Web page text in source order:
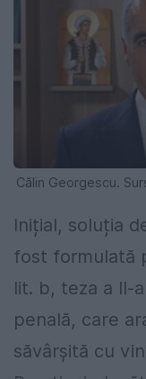
Călin Georgescu.
Inițial, soluția
fost formulată
lit. b, teza a II-
penală, care
săvârșită cu